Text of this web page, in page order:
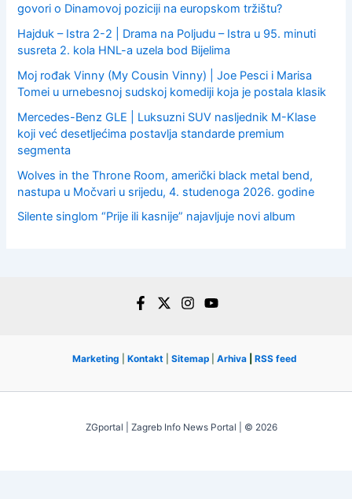
govori o Dinamovoj poziciji na europskom tržištu?
Hajduk – Istra 2-2 | Drama na Poljudu – Istra u 95. minuti
susreta 2. kola HNL-a uzela bod Bijelima
Moj rođak Vinny (My Cousin Vinny) | Joe Pesci i Marisa
Tomei u urnebesnoj sudskoj komediji koja je postala klasik
Mercedes-Benz GLE | Luksuzni SUV nasljednik M-Klase
koji već desetljećima postavlja standarde premium
segmenta
Wolves in the Throne Room, američki black metal bend,
nastupa u Močvari u srijedu, 4. studenoga 2026. godine
Silente singlom “Prije ili kasnije” najavljuje novi album
Marketing Kontakt Sitemap Arhiva RSS feed
ZGportal | Zagreb Info News Portal | © 2026